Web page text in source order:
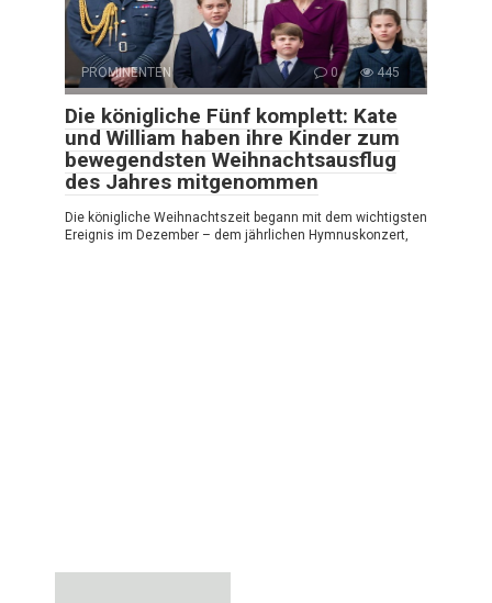
PROMINENTEN 0 445
Die königliche Fünf komplett: Kate
und William haben ihre Kinder zum
bewegendsten Weihnachtsausflug
des Jahres mitgenommen
Die königliche Weihnachtszeit begann mit dem wichtigsten
Ereignis im Dezember – dem jährlichen Hymnuskonzert,